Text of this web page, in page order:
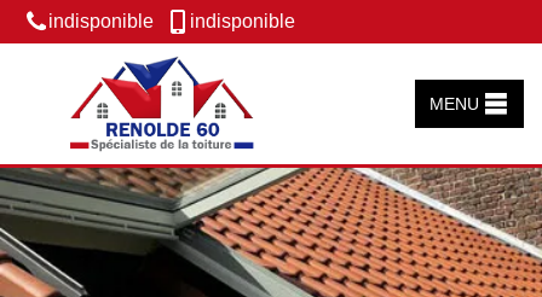
indisponible indisponible
MENU